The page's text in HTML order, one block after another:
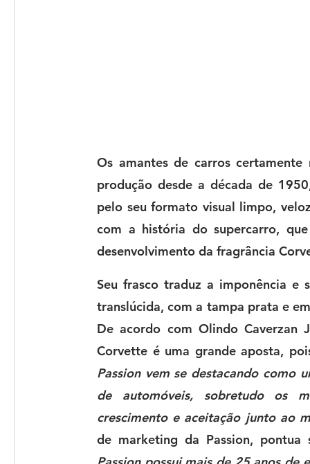
Os amantes de carros
produção desde a década de
pelo seu formato visual limpo,
com a história do supercarro,
desenvolvimento da fragrância
Seu frasco traduz a imponência e
translúcida, com a tampa prata e
De acordo com
Corvette é uma grande aposta,
Passion vem se destacando como
de automóveis, sobretudo os
crescimento e aceitação junto ao
de marketing da Passion, pontua